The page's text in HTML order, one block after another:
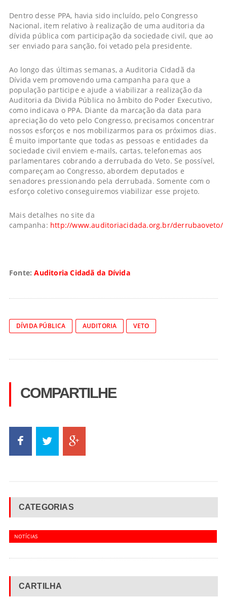
Dentro desse PPA, havia sido incluído, pelo Congresso
Nacional, item relativo à realização de uma auditoria da
dívida pública com participação da sociedade civil, que ao
ser enviado para sanção, foi vetado pela presidente.
Ao longo das últimas semanas, a Auditoria Cidadã da
Dívida vem promovendo uma campanha para que a
população participe e ajude a viabilizar a realização da
Auditoria da Divida Pública no âmbito do Poder Executivo,
como indicava o PPA. Diante da marcação da data para
apreciação do veto pelo Congresso, precisamos concentrar
nossos esforços e nos mobilizarmos para os próximos dias.
É muito importante que todas as pessoas e entidades da
sociedade civil enviem e-mails, cartas, telefonemas aos
parlamentares cobrando a derrubada do Veto. Se possível,
compareçam ao Congresso, abordem deputados e
senadores pressionando pela derrubada. Somente com o
esforço coletivo conseguiremos viabilizar esse projeto.
Mais detalhes no site da
campanha: http://www.auditoriacidada.org.br/derrubaoveto/
Fonte:Auditoria Cidadã da Dívida
DÍVIDA PÚBLICA AUDITORIA VETO
COMPARTILHE
CATEGORIAS
NOTÍCIAS
CARTILHA